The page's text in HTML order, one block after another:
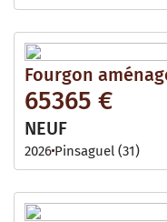
Fourgon
65365 €
NEUF
2026 Pinsaguel (31)